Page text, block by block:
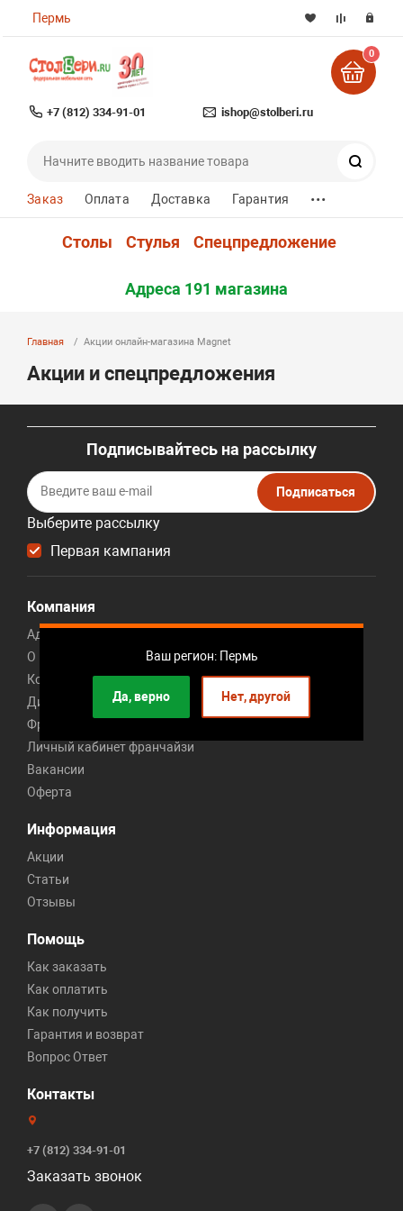
Пермь
Ваш регион: Пермь
Да, верно Нет, другой
+7 (812) 334-91-01 ishop@stolberi.ru
0
Заказ Оплата Доставка Гарантия ...
Столы Стулья Спецпредложение
Адреса 191 магазина
Главная Акции онлайн-магазина Magnet
Акции и спецпредложения
Подписывайтесь на рассылку
Выберите рассылку
Первая кампания
Подписаться
Компания
Адреса 191 магазина
О компании
Контакты
Дисконт центр мебели
Франшиза мебельного магазина
Личный кабинет франчайзи
Вакансии
Оферта
Информация
Акции
Статьи
Отзывы
Помощь
Как заказать
Как оплатить
Как получить
Гарантия и возврат
Вопрос Ответ
Контакты
+7 (812) 334-91-01
Заказать звонок